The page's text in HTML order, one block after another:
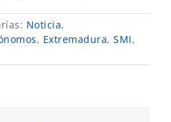
Noticia,
, Extremadura, SMI,